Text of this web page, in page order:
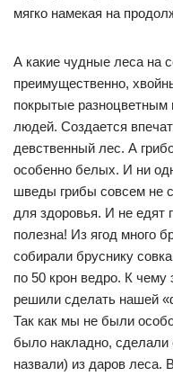
мягко намекая на
А какие чудные леса на
преимущественно,
покрытые разноцветным
людей. Создается
девственный лес. А
особенно белых. И ни
шведы грибы совсем не
для здоровья. И не едят
полезна! Из ягод много
собирали бруснику
по 50 крон ведро. К
решили сделать нашей
Так как мы не были
было накладно,
назвали) из даров леса.